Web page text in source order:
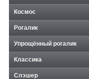
Космос
Рогалик
Упрощённый рогалик
Классика
Слэшер